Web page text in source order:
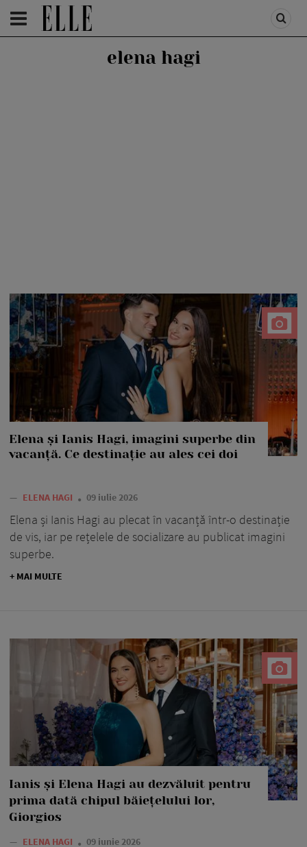
HOMEPAGE /PEOPLE
elena hagi
Elena și Ianis Hagi, imagini superbe din
vacanță. Ce destinație au ales cei doi
— ELENA HAGI 09 iulie 2026
Elena și Ianis Hagi au plecat în vacanță într-o destinație
de vis, iar pe rețelele de socializare au publicat imagini
superbe.
+ MAI MULTE
Ianis și Elena Hagi au dezvăluit pentru
prima dată chipul băiețelului lor,
Giorgios
— ELENA HAGI 09 iunie 2026